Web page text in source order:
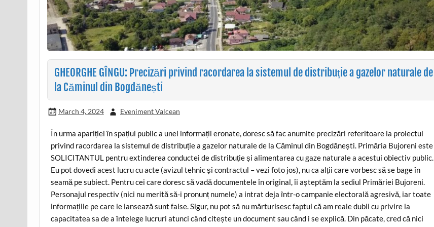
GHEORGHE GÎNGU: Precizări privind racordarea la sistemul de distribuție a gazelor naturale de
la Căminul din Bogdănești
March 4, 2024 Eveniment Valcean
În urma apariției în spațiul public a unei informații eronate, doresc să fac anumite precizări referitoare la proiectul
privind racordarea la sistemul de distribuție a gazelor naturale de la Căminul din Bogdănești. Primăria Bujoreni este
SOLICITANTUL pentru extinderea conductei de distribuție și alimentarea cu gaze naturale a acestui obiectiv public.
Eu pot dovedi acest lucru cu acte (avizul tehnic și contractul – vezi foto jos), nu ca alții care vorbesc să se bage în
seamă pe subiect. Pentru cei care doresc să vadă documentele în original, îi așteptăm la sediul Primăriei Bujoreni.
Personajul respectiv (nici nu merită să-i pronunț numele) a intrat deja într-o campanie electorală agresivă, iar toate
informațiile pe care le lansează sunt false. Sigur, nu pot să nu mărturisesc faptul că am reale dubii cu privire la
capacitatea sa de a întelege lucruri atunci când citește un document sau când i se explică. Din păcate, cred că nici